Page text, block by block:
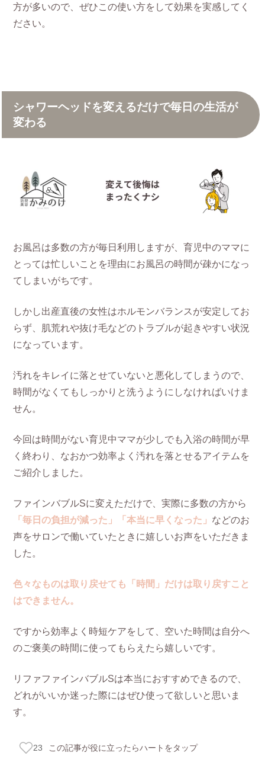
方が多いので、ぜひこの使い方をして効果を実感してく
ださい。
シャワーヘッドを変えるだけで毎日の生活が
変わる
お風呂は多数の方が毎日利用しますが、育児中のママに
とっては忙しいことを理由にお風呂の時間が疎かになっ
てしまいがちです。
しかし出産直後の女性はホルモンバランスが安定してお
らず、肌荒れや抜け毛などのトラブルが起きやすい状況
になっています。
汚れをキレイに落とせていないと悪化してしまうので、
時間がなくてもしっかりと洗うようにしなければいけま
せん。
今回は時間がない育児中ママが少しでも入浴の時間が早
く終わり、なおかつ効率よく汚れを落とせるアイテムを
ご紹介しました。
ファインバブルSに変えただけで、実際に多数の方から
「毎日の負担が減った」「本当に早くなった」 などのお
声をサロンで働いていたときに嬉しいお声をいただきま
した。
色々なものは取り戻せても「時間」だけは取り戻すこと
はできません。
ですから効率よく時短ケアをして、空いた時間は自分へ
のご褒美の時間に使ってもらえたら嬉しいです。
リファファインバブルSは本当におすすめできるので、
どれがいいか迷った際にはぜひ使って欲しいと思いま
す。
23 この記事が役に立ったらハートをタップ